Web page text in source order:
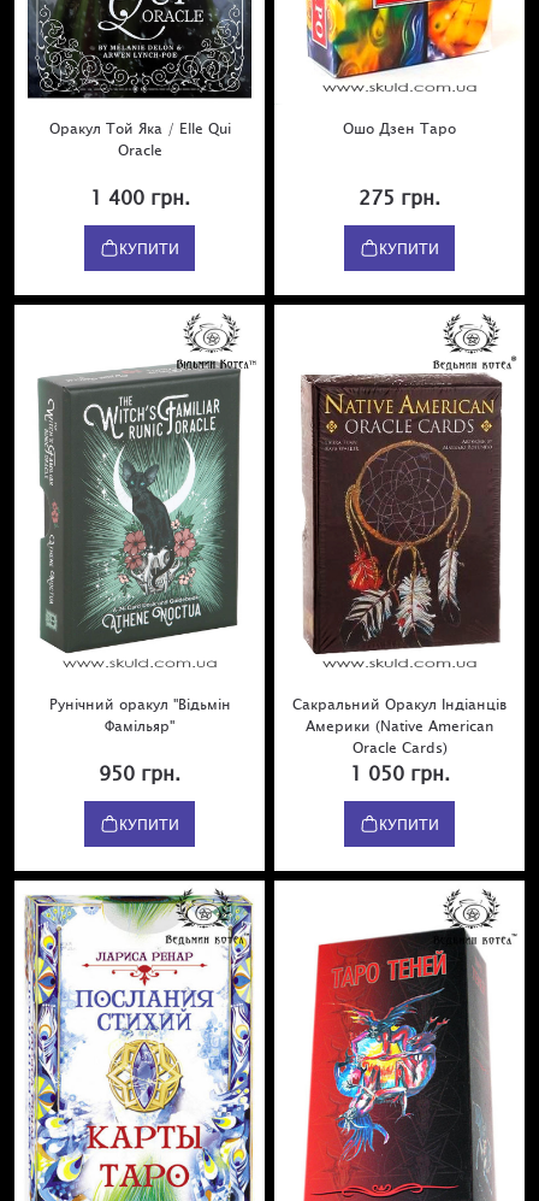
Оракул Той Яка / Elle Qui
Oracle
1 400 грн.
КУПИТИ
Ошо Дзен Таро
275 грн.
КУПИТИ
Рунічний оракул "Відьмін
Фамільяр"
950 грн.
КУПИТИ
Сакральний Оракул Індіанців
Америки (Native American
Oracle Cards)
1 050 грн.
КУПИТИ